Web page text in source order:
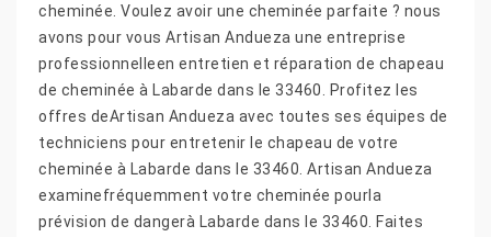
cheminée. Voulez avoir une cheminée parfaite ? nous
avons pour vous Artisan Andueza une entreprise
professionnelleen entretien et réparation de chapeau
de cheminée à Labarde dans le 33460. Profitez les
offres deArtisan Andueza avec toutes ses équipes de
techniciens pour entretenir le chapeau de votre
cheminée à Labarde dans le 33460. Artisan Andueza
examinefréquemment votre cheminée pourla
prévision de dangerà Labarde dans le 33460. Faites